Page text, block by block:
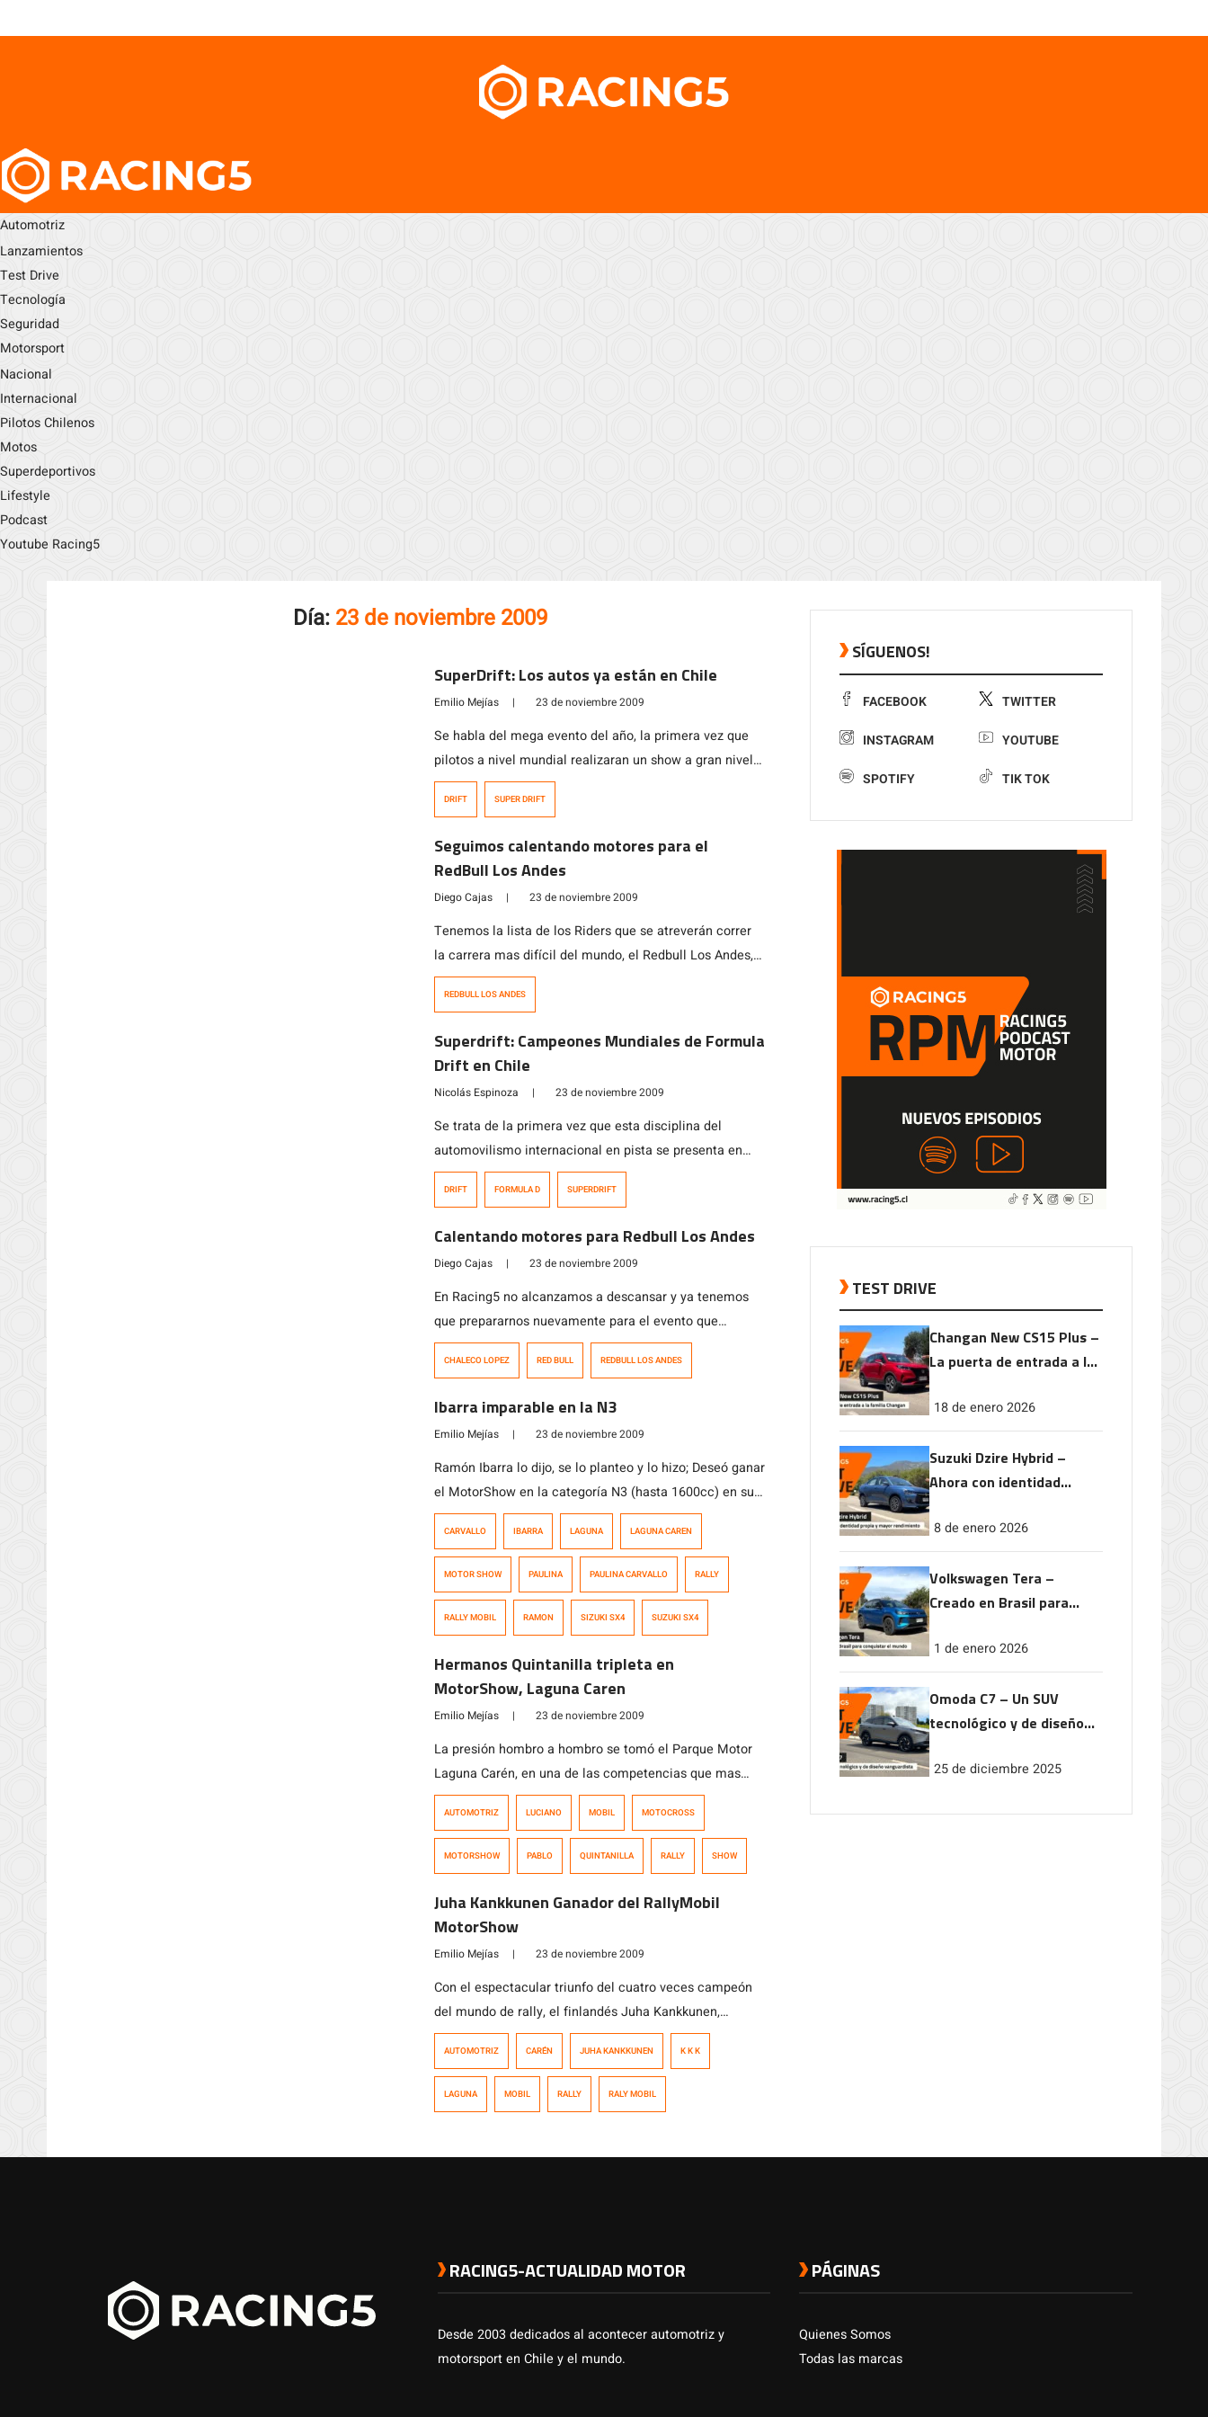
Automotriz
Lanzamientos
Test Drive
Tecnología
Seguridad
Motorsport
Nacional
Internacional
Pilotos Chilenos
Motos
Superdeportivos
Lifestyle
Podcast
Youtube Racing5
Día: 23 de noviembre 2009
SuperDrift: Los autos ya están en Chile
Emilio Mejías | 23 de noviembre 2009
Se habla del mega evento del año, la primera vez que
pilotos a nivel mundial realizaran un show a gran nivel
en Chile, es que el SuperDrift se tomara el asfalto
en Chile y […]
DRIFT SUPER DRIFT
Seguimos calentando motores para el
RedBull Los Andes
Diego Cajas | 23 de noviembre 2009
Tenemos la lista de los Riders que se atreverán correr
la carrera mas difícil del mundo, el Redbull Los Andes,
en la lista de hasta ahora más de 60 valientes, 4
Cyril Despres
REDBULL LOS ANDES
Superdrift: Campeones Mundiales de Formula
Drift en Chile
Nicolás Espinoza | 23 de noviembre 2009
Se trata de la primera vez que esta disciplina del
automovilismo internacional en pista se presenta en
otro país -fuera de Estados Unidos- con tantos pilotos y
Con la participación de los mejores pilotos […]
DRIFT FORMULA D SUPERDRIFT
Calentando motores para Redbull Los Andes
Diego Cajas | 23 de noviembre 2009
En Racing5 no alcanzamos a descansar y ya tenemos
que prepararnos nuevamente para el evento que
promete todo lo que un motociclista de enduro quiere,
CHALECO LOPEZ RED BULL REDBULL LOS ANDES
Ibarra imparable en la N3
Emilio Mejías | 23 de noviembre 2009
Ramón Ibarra lo dijo, se lo planteo y lo hizo; Deseó ganar
el MotorShow en la categoría N3 (hasta 1600cc) en su
Suzuki SX4, y así fue. Junto a su navegante Paulina
superar a Osvaldo Stuardo (Mazda […]
CARVALLO IBARRA LAGUNA LAGUNA CAREN
MOTOR SHOW PAULINA PAULINA CARVALLO RALLY
RALLY MOBIL RAMON SIZUKI SX4 SUZUKI SX4
Hermanos Quintanilla tripleta en
MotorShow, Laguna Caren
Emilio Mejías | 23 de noviembre 2009
La presión hombro a hombro se tomó el Parque Motor
Laguna Carén, en una de las competencias que mas
hizo vibrar al público nacional fanáticos de las tuercas;
Leonardo y Pablo Quintanilla (Honda), todos detrás de
ser el […]
AUTOMOTRIZ LUCIANO MOBIL MOTOCROSS
MOTORSHOW PABLO QUINTANILLA RALLY SHOW
Juha Kankkunen Ganador del RallyMobil
MotorShow
Emilio Mejías | 23 de noviembre 2009
Con el espectacular triunfo del cuatro veces campeón
del mundo de rally, el finlandés Juha Kankkunen,
concluyó la celebración de los diez años del Rally Mobil
contemplando además una competencia de motocross
AUTOMOTRIZ CARÉN JUHA KANKKUNEN K K K
LAGUNA MOBIL RALLY RALY MOBIL
SÍGUENOS!
FACEBOOK TWITTER
INSTAGRAM YOUTUBE
SPOTIFY TIK TOK
TEST DRIVE
Changan New CS15 Plus –
La puerta de entrada a la
18 de enero 2026
Suzuki Dzire Hybrid –
Ahora con identidad
rendimiento
8 de enero 2026
Volkswagen Tera –
Creado en Brasil para
1 de enero 2026
Omoda C7 – Un SUV
tecnológico y de diseño
25 de diciembre 2025
RACING5-ACTUALIDAD MOTOR
Desde 2003 dedicados al acontecer automotriz y
motorsport en Chile y el mundo.
PÁGINAS
Quienes Somos
Todas las marcas